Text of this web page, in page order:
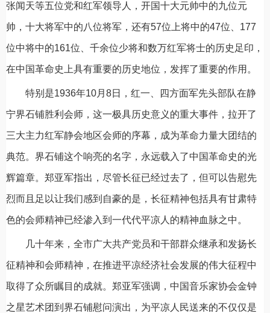
张闻天等五位党和红军领导人，开国十大元帅中的九位元
帅，十大将军中的八位将军，还有57位上将中的47位、177
位中将中的161位、千余位少将和数万红军将士的历史足印，
在中国革命史上具有重要的历史地位，发挥了重要的作用。
特别是1936年10月8日，红一、四方面军先头部队在静
宁界石铺胜利会师，这一极具历史意义的重大事件，拉开了
三大主力红军静会地区会师的序幕，成为革命力量大团结的
典范。界石铺这个响亮的名字，永远载入了中国革命史的光
辉篇章。郑亚军指出，尽管长征已经过去了，但可以告慰先
烈而且足以让我们感到自豪的是，长征精神包括具有甘肃特
色的会师精神已经渗入到一代代平凉人的精神血脉之中。
几十年来，全市广大共产党员和干部群众继承和发扬长
征精神和会师精神，在推进平凉经济社会发展的伟大征程中
取得了众所瞩目的成就。郑亚军强调，中国音乐家协会金钟
之星艺术团到界石铺慰问演出，为平凉人民送来的不仅仅是